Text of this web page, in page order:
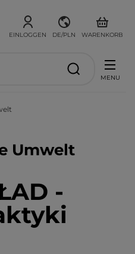
EINLOGGEN DE/PLN WARENKORB
MENU
Umwelt
-